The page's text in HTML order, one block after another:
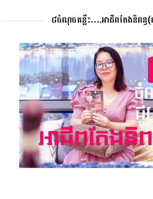
៨ចំណុចគន្លឹះ….អាជីពតែងនិពន្ធ